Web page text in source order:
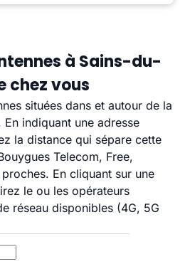
à Sains-du-
chez vous
situées dans et autour de la
indiquant une adresse
la distance qui sépare cette
Telecom, Free,
En cliquant sur une
le ou les opérateurs
réseau disponibles (4G, 5G